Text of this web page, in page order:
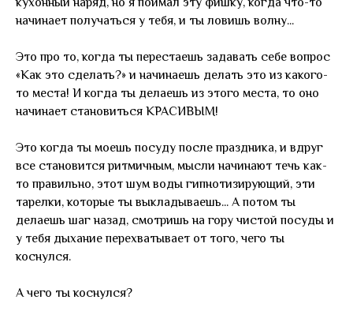
начинает получаться у тебя, и ты ловишь волну...
Это про то, когда ты перестаешь задавать себе вопрос
«Как это сделать?» и начинаешь делать это из какого-
то места! И когда ты делаешь из этого места, то оно
начинает становиться КРАСИВЫМ!
Это когда ты моешь посуду после праздника, и вдруг
все становится ритмичным, мысли начинают течь как-
то правильно, этот шум воды гипнотизирующий, эти
тарелки, которые ты выкладываешь... А потом ты
делаешь шаг назад, смотришь на гору чистой посуды и
у тебя дыхание перехватывает от того, чего ты
коснулся.
А чего ты коснулся?